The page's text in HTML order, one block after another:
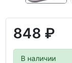
848 ₽
В наличии